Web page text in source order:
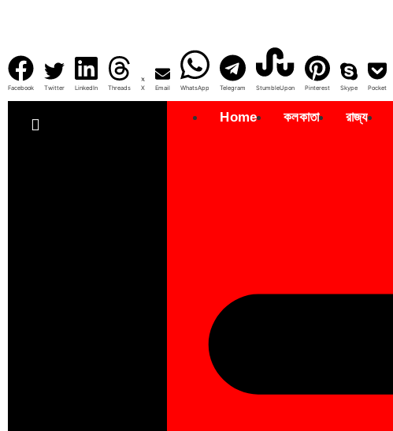
Facebook Twitter LinkedIn Threads X Email WhatsApp Telegram StumbleUpon Pinterest Skype Pocket
Home কলকাতা রাজ্য